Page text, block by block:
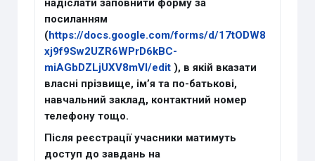
надіслати заповнити форму за
посиланням
(https://docs.google.com/forms/d/17tODW8
xj9f9Sw2UZR6WPrD6kBC-
miAGbDZLjUXV8mVI/edit ), в якій вказати
власні прізвище, ім’я та по-батькові,
навчальний заклад, контактний номер
телефону тощо.
Після реєстрації учасники матимуть
доступ до завдань на